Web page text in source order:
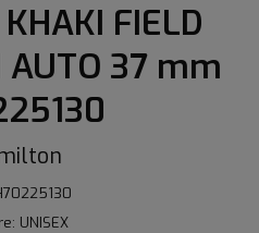
FIELD
AUTO 37 mm
UNISEX